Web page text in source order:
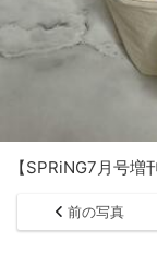
【SPRiNG7月号
前の写真